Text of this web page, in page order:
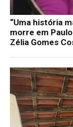
“Uma história
morre em
Zélia Gomes